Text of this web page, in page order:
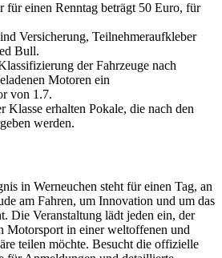
für einen Renntag beträgt 50 Euro, für
Versicherung, Teilnehmeraufkleber
Bull.
der Fahrzeuge nach
Motoren ein
von 1.7.
Klasse erhalten Pokale, die nach den
werden.
in Werneuchen steht für einen Tag, an
am Fahren, um Innovation und um das
Die Veranstaltung lädt jeden ein, der
Motorsport in einer weltoffenen und
teilen möchte. Besucht die offizielle